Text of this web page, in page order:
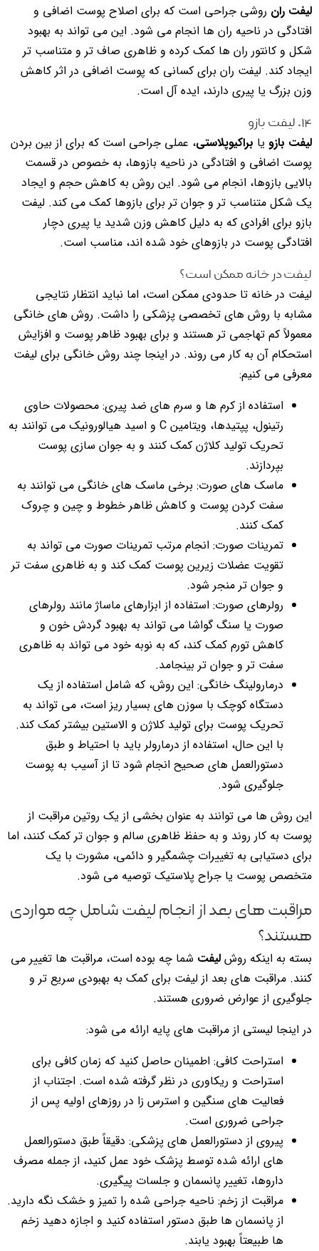
لیفت ران روشی جراحی است که برای اصلاح پوست اضافی و
افتادگی در ناحیه ران ها انجام می شود. این می تواند به بهبود
شکل و کانتور ران ها کمک کرده و ظاهری صاف تر و متناسب تر
ایجاد کند. لیفت ران برای کسانی که پوست اضافی در اثر کاهش
وزن بزرگ یا پیری دارند، ایده آل است.
۱۴. لیفت بازو
لیفت بازو یا براکیوپلاستی، عملی جراحی است که برای از بین بردن
پوست اضافی و افتادگی در ناحیه بازوها، به خصوص در قسمت
بالایی بازوها، انجام می شود. این روش به کاهش حجم و ایجاد
یک شکل متناسب تر و جوان تر برای بازوها کمک می کند. لیفت
بازو برای افرادی که به دلیل کاهش وزن شدید یا پیری دچار
افتادگی پوست در بازوهای خود شده اند، مناسب است.
لیفت در خانه ممکن است؟
لیفت در خانه تا حدودی ممکن است، اما نباید انتظار نتایجی
مشابه با روش های تخصصی پزشکی را داشت. روش های خانگی
معمولاً کم تهاجمی تر هستند و برای بهبود ظاهر پوست و افزایش
استحکام آن به کار می روند. در اینجا چند روش خانگی برای لیفت
معرفی می کنیم:
استفاده از کرم ها و سرم های ضد پیری: محصولات حاوی
رتینول، پپتیدها، ویتامین C و اسید هیالورونیک می توانند به
تحریک تولید کلاژن کمک کنند و به جوان سازی پوست
بپردازند.
ماسک های صورت: برخی ماسک های خانگی می توانند به
سفت کردن پوست و کاهش ظاهر خطوط و چین و چروک
کمک کنند.
تمرینات صورت: انجام مرتب تمرینات صورت می تواند به
تقویت عضلات زیرین پوست کمک کند و به ظاهری سفت تر
و جوان تر منجر شود.
رولرهای صورت: استفاده از ابزارهای ماساژ مانند رولرهای
صورت یا سنگ گواشا می تواند به بهبود گردش خون و
کاهش تورم کمک کند، که به نوبه خود می تواند به ظاهری
سفت تر و جوان تر بینجامد.
درمارولینگ خانگی: این روش، که شامل استفاده از یک
دستگاه کوچک با سوزن های بسیار ریز است، می تواند به
تحریک پوست برای تولید کلاژن و الاستین بیشتر کمک کند.
با این حال، استفاده از درمارولر باید با احتیاط و طبق
دستورالعمل های صحیح انجام شود تا از آسیب به پوست
جلوگیری شود.
این روش ها می توانند به عنوان بخشی از یک روتین مراقبت از
پوست به کار روند و به حفظ ظاهری سالم و جوان تر کمک کنند، اما
برای دستیابی به تغییرات چشمگیر و دائمی، مشورت با یک
متخصص پوست یا جراح پلاستیک توصیه می شود.
مراقبت های بعد از انجام لیفت شامل چه مواردی
هستند؟
بسته به اینکه روش لیفت شما چه بوده است، مراقبت ها تغییر می
کنند. مراقبت های بعد از لیفت برای کمک به بهبودی سریع تر و
جلوگیری از عوارض ضروری هستند.
در اینجا لیستی از مراقبت های پایه ارائه می شود:
استراحت کافی: اطمینان حاصل کنید که زمان کافی برای
استراحت و ریکاوری در نظر گرفته شده است. اجتناب از
فعالیت های سنگین و استرس زا در روزهای اولیه پس از
جراحی ضروری است.
پیروی از دستورالعمل های پزشکی: دقیقاً طبق دستورالعمل
های ارائه شده توسط پزشک خود عمل کنید، از جمله مصرف
داروها، تغییر پانسمان و جلسات پیگیری.
مراقبت از زخم: ناحیه جراحی شده را تمیز و خشک نگه دارید.
از پانسمان ها طبق دستور استفاده کنید و اجازه دهید زخم
ها طبیعتاً بهبود یابند.